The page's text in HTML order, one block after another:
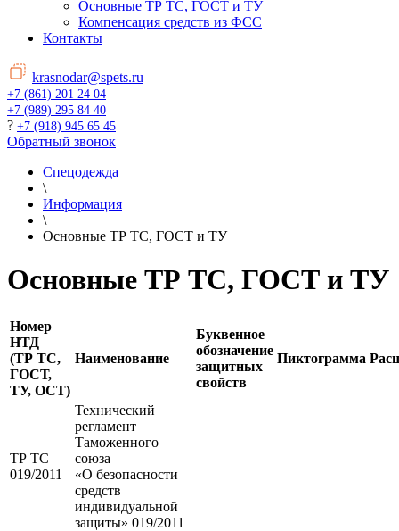
Основные ТР ТС, ГОСТ и ТУ
Компенсация средств из ФСС
Контакты
krasnodar@spets.ru
+7 (861) 201 24 04
+7 (989) 295 84 40
? +7 (918) 945 65 45
Обратный звонок
Спецодежда
\
Информация
\
Основные ТР ТС, ГОСТ и ТУ
Основные ТР ТС, ГОСТ и ТУ
Номер
НТД
(ТР ТС,
ГОСТ,
ТУ, ОСТ)
Наименование
Буквенное
обозначение
защитных
свойств
Пиктограмма
ТР ТС
019/2011
Технический
регламент
Таможенного
союза
«О безопасности
средств
индивидуальной
защиты» 019/2011